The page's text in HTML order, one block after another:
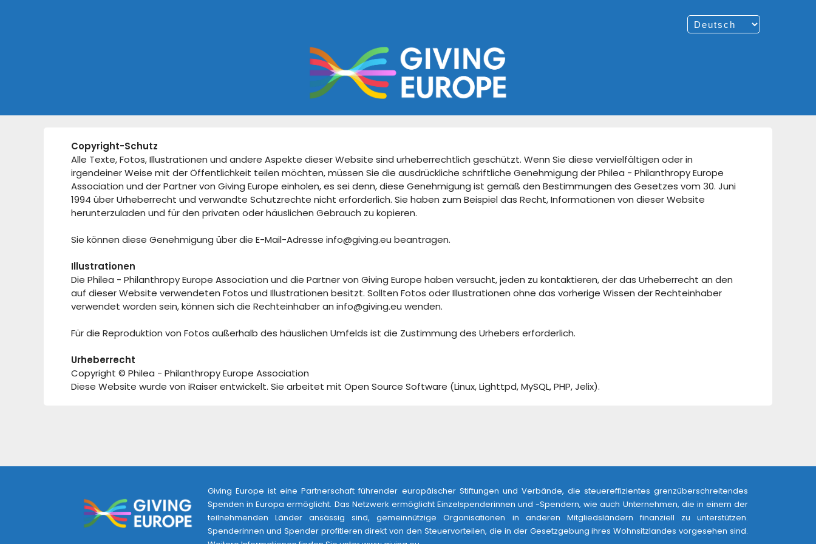
Copyright-Schutz
Alle Texte, Fotos, Illustrationen und andere Aspekte dieser Website sind urheberrechtlich geschützt. Wenn Sie diese vervielfältigen oder in
irgendeiner Weise mit der Öffentlichkeit teilen möchten, müssen Sie die ausdrückliche schriftliche Genehmigung der Philea - Philanthropy Europe
Association und der Partner von Giving Europe einholen, es sei denn, diese Genehmigung ist gemäß den Bestimmungen des Gesetzes vom 30. Juni
1994 über Urheberrecht und verwandte Schutzrechte nicht erforderlich. Sie haben zum Beispiel das Recht, Informationen von dieser Website
herunterzuladen und für den privaten oder häuslichen Gebrauch zu kopieren.
Sie können diese Genehmigung über die E-Mail-Adresse info@giving.eu beantragen.
Illustrationen
Die Philea - Philanthropy Europe Association und die Partner von Giving Europe haben versucht, jeden zu kontaktieren, der das Urheberrecht an den
auf dieser Website verwendeten Fotos und Illustrationen besitzt. Sollten Fotos oder Illustrationen ohne das vorherige Wissen der Rechteinhaber
verwendet worden sein, können sich die Rechteinhaber an info@giving.eu wenden.
Für die Reproduktion von Fotos außerhalb des häuslichen Umfelds ist die Zustimmung des Urhebers erforderlich.
Urheberrecht
Copyright © Philea - Philanthropy Europe Association
Diese Website wurde von iRaiser entwickelt. Sie arbeitet mit Open Source Software (Linux, Lighttpd, MySQL, PHP, Jelix).
Giving Europe ist eine Partnerschaft führender europäischer Stiftungen und Verbände, die steuereffizientes grenzüberschreitendes
Spenden in Europa ermöglicht. Das Netzwerk ermöglicht Einzelspenderinnen und -Spendern, wie auch Unternehmen, die in einem der
teilnehmenden Länder ansässig sind, gemeinnützige Organisationen in anderen Mitgliedsländern finanziell zu unterstützen.
Spenderinnen und Spender profitieren direkt von den Steuervorteilen, die in der Gesetzgebung ihres Wohnsitzlandes vorgesehen sind.